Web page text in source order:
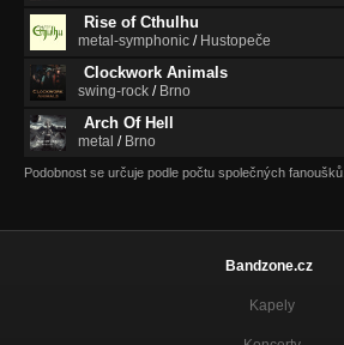
Rise of Cthulhu
metal-symphonic / Hustopeče
Clockwork Animals
swing-rock / Brno
Arch Of Hell
metal / Brno
Podobnost se určuje podle počtu společných fanoušků.
Bandzone.cz
Kapely